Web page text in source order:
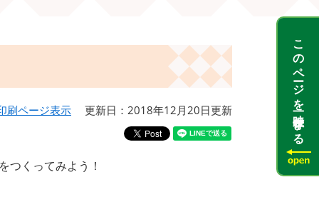
刷ページ表示 更新日：2018年12月20日更新
つくってみよう！
このページを一時保存する